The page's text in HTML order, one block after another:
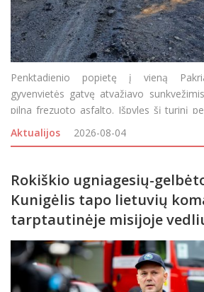
Penktadienio popietę į vieną
gyvenvietės gatvę atvažiavo
pilna frezuoto asfalto. Išpylęs šį turinį
vairuotojas išvažiavo, o gyventojai visą
važiuoti gatvelės šon
Aktualijos 2026-08-04
Rokiškio ugniagesių-
Kunigėlis tapo lietuvių
tarptautinėje misijoje